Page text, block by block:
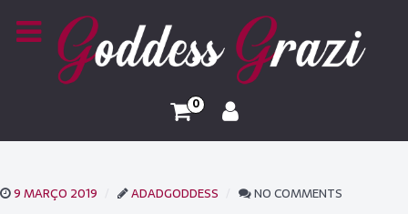
0
9 MARÇO 2019 ADADGODDESS NO COMMENTS